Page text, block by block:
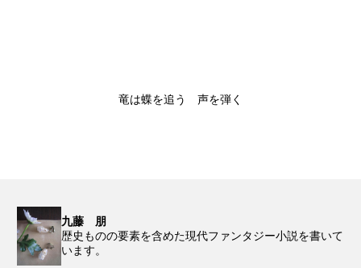
竜は蝶を追う 声を弾く
九藤 朋
歴史ものの要素を含めた現代ファンタジー小説を書いて
います。